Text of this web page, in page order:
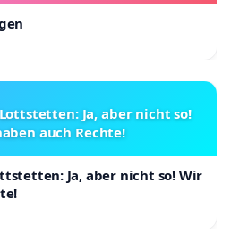
Ja, aber nicht so!
auch Rechte!
Ja, aber nicht so! Wir